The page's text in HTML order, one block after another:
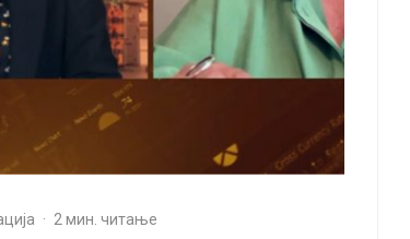
· 2 мин. читање